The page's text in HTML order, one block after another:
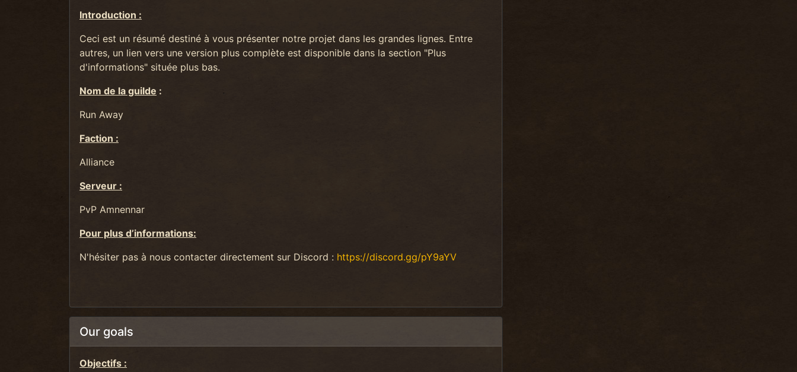
Introduction :
Ceci est un résumé destiné à vous présenter notre projet dans les grandes lignes. Entre
autres, un lien vers une version plus complète est disponible dans la section "Plus
d'informations" située plus bas.
Nom de la guilde :
Run Away
Faction :
Alliance
Serveur :
PvP Amnennar
Pour plus d’informations:
N'hésiter pas à nous contacter directement sur Discord : https://discord.gg/pY9aYV
Our goals
Objectifs :